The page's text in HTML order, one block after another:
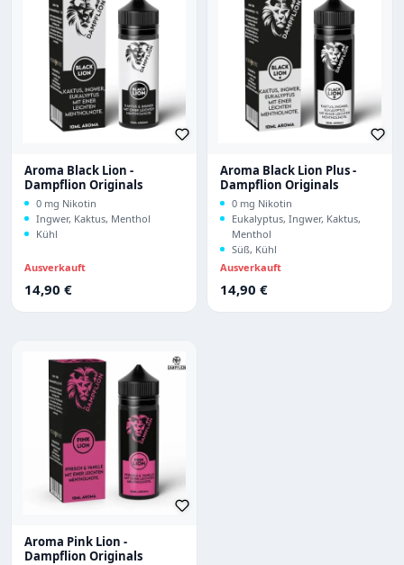
Aroma Black Lion -
Dampflion Originals
0 mg Nikotin
Ingwer, Kaktus, Menthol
Kühl
Ausverkauft
Regulärer Preis:
14,90 €
Aroma Black Lion Plus -
Dampflion Originals
0 mg Nikotin
Eukalyptus, Ingwer, Kaktus,
Menthol
Süß, Kühl
Ausverkauft
Regulärer Preis:
14,90 €
Aroma Pink Lion -
Dampflion Originals